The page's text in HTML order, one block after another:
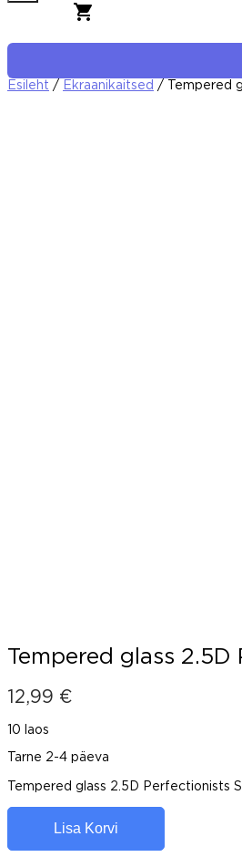
Esileht / Ekraanikaitsed / Tempered
Tempered glass
12,99 €
10 laos
Tarne 2-4 päeva
Tempered glass 2.5D Perfectionists
Lisa Korvi